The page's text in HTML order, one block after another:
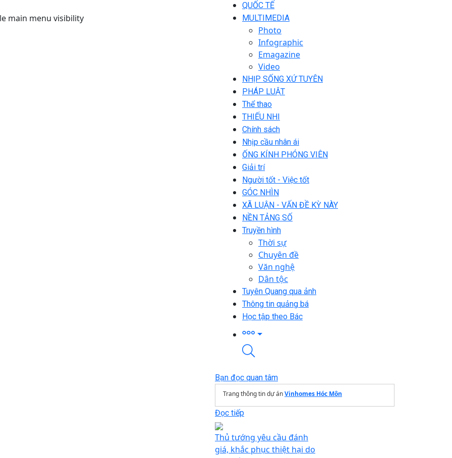
main menu visibility
QUỐC TẾ
MULTIMEDIA
Photo
Infographic
Emagazine
Video
NHỊP SỐNG XỨ TUYÊN
PHÁP LUẬT
Thể thao
THIẾU NHI
Chính sách
Nhịp cầu nhân ái
ỐNG KÍNH PHÓNG VIÊN
Giải trí
Người tốt - Việc tốt
GÓC NHÌN
XÃ LUẬN - VẤN ĐỀ KỲ NÀY
NỀN TẢNG SỐ
Truyền hình
Thời sự
Chuyên đề
Văn nghệ
Dân tộc
Tuyên Quang qua ảnh
Thông tin quảng bá
Học tập theo Bác
Bạn đọc quan tâm
Trang thông tin dự ánVinhomes Hóc Môn
Đọc tiếp
Thủ tướng yêu cầu đánh
giá, khắc phục thiệt hại do